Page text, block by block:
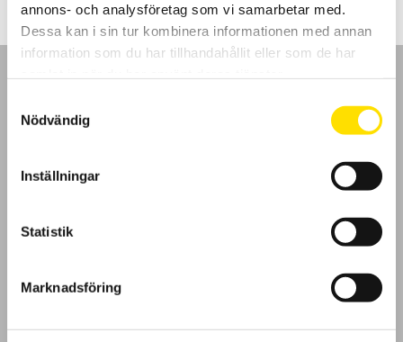
annons- och analysföretag som vi samarbetar med.
Dessa kan i sin tur kombinera informationen med annan
information som du har tillhandahållit eller som de har
Nödvändig
Inställningar
Statistik
Marknadsföring
Kundundersökning